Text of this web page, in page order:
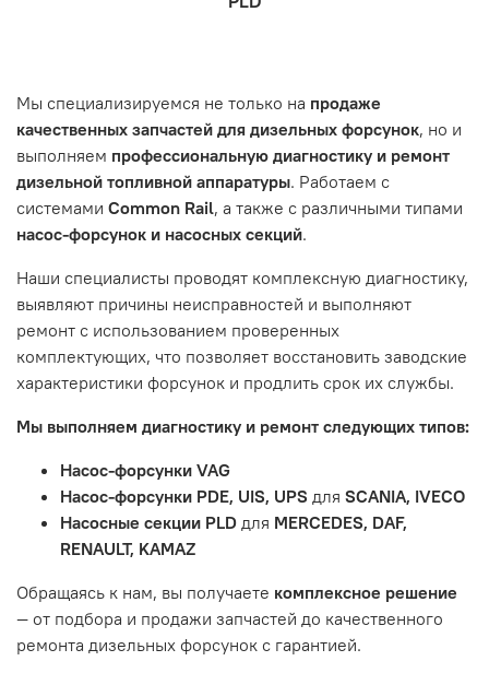
знакомы с основными правилами обслуживания и
неисправности, вызванные нарушением правил
обслуживания или эксплуатации автомобиля. Если у вас
возникнут проблемы с отремонтированной системой,
мы обязательно разберемся в ситуации и предложим
решение. Однако если проблема вызвана одним из
перечисленных выше факторов, мы не сможем
Гарантия не распространяется на следующие случаи:
Истек гарантийный срок.
Товар является расходным материалом, который
тормозные колодки, диски сцепления, свечи зажигания
Неисправности вызваны ДТП, неправильной установкой
или чрезмерным износом.
Неисправность топливной системы или системы
впуска/выпуска.
Мы специализируемся не только на продаже
качественных запчастей для дизельных форсунок, но и
выполняем профессиональную диагностику и ремонт
дизельной топливной аппаратуры. Работаем с
системами Common Rail, а также с различными типами
насос-форсунок и насосных секций.
Наши специалисты проводят комплексную диагностику,
выявляют причины неисправностей и выполняют
ремонт с использованием проверенных
комплектующих, что позволяет восстановить заводские
характеристики форсунок и продлить срок их службы.
Мы выполняем диагностику и ремонт следующих типов:
Насос-форсунки VAG
Насос-форсунки PDE, UIS, UPS для SCANIA, IVECO
Насосные секции PLD для MERCEDES, DAF,
RENAULT, KAMAZ
Обращаясь к нам, вы получаете комплексное решение
— от подбора и продажи запчастей до качественного
ремонта дизельных форсунок с гарантией.